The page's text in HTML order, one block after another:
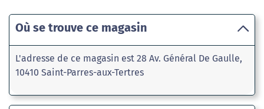
Où se trouve ce magasin
L'adresse de ce magasin est 28 Av. Général De Gaulle,
10410 Saint-Parres-aux-Tertres